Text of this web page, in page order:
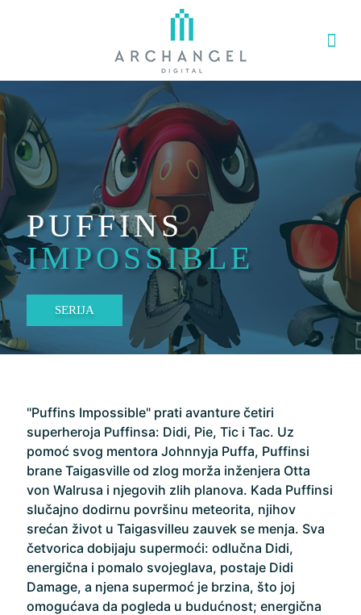
PUFFINS
IMPOSSIBLE
SERIJA
"Puffins Impossible" prati avanture četiri
superheroja Puffinsa: Didi, Pie, Tic i Tac. Uz
pomoć svog mentora Johnnyja Puffa, Puffinsi
brane Taigasville od zlog morža inženjera Otta
von Walrusa i njegovih zlih planova. Kada Puffinsi
slučajno dodirnu površinu meteorita, njihov
srećan život u Taigasvilleu zauvek se menja. Sva
četvorica dobijaju supermoći: odlučna Didi,
energična i pomalo svojeglava, postaje Didi
Damage, a njena supermoć je brzina, što joj
omogućava da pogleda u budućnost; energična